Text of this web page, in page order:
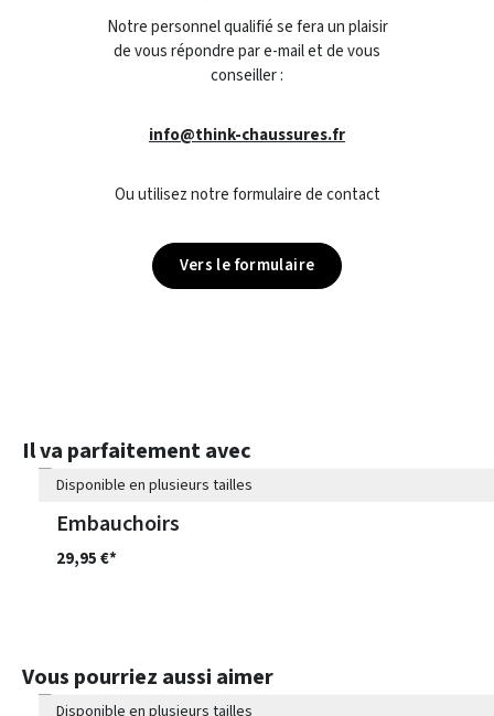
Notre personnel qualifié se fera un plaisir
de vous répondre par e-mail et de vous
conseiller :
info@think-chaussures.fr
Ou utilisez notre formulaire de contact
Vers le formulaire
Ignorer la galerie de produits
Il va parfaitement avec
Disponible en plusieurs tailles
Embauchoirs
29,95 €*
Ignorer la galerie de produits
Vous pourriez aussi aimer
33 Couleurs
Disponible en plusieurs tailles